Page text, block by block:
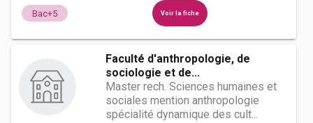
Bac+5 Voir la fiche
Faculté d'anthropologie, de
sociologie et de...
Master rech. Sciences humaines et
sociales mention anthropologie
spécialité dynamique des cult...